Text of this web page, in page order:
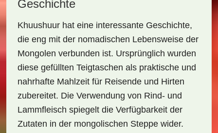
Geschichte
Khuushuur hat eine interessante Geschichte,
die eng mit der nomadischen Lebensweise der
Mongolen verbunden ist. Ursprünglich wurden
diese gefüllten Teigtaschen als praktische und
nahrhafte Mahlzeit für Reisende und Hirten
zubereitet. Die Verwendung von Rind- und
Lammfleisch spiegelt die Verfügbarkeit der
Zutaten in der mongolischen Steppe wider.